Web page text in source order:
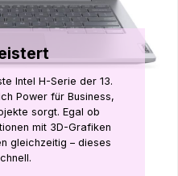
Intel H-Serie der 13.
Power für Business,
sorgt. Egal ob
mit 3D-Grafiken
gleichzeitig – dieses